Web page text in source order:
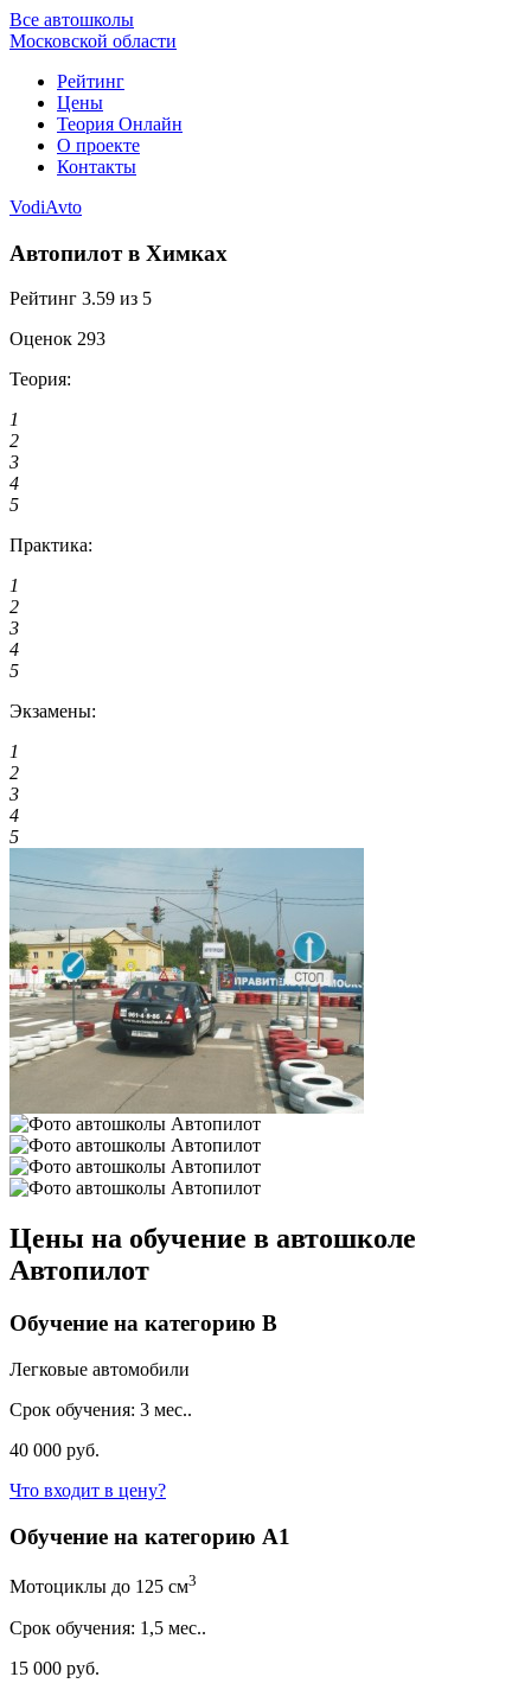
Все автошколы
Московской области
Рейтинг
Цены
Теория Онлайн
О проекте
Контакты
VodiAvto
Автопилот в Химках
Рейтинг 3.59 из 5
Оценок 293
Теория:
1
2
3
4
5
Практика:
1
2
3
4
5
Экзамены:
1
2
3
4
5
Цены на обучение в автошколе
Автопилот
Обучение на категорию B
Легковые автомобили
Срок обучения: 3 мес..
40 000 руб.
Что входит в цену?
Обучение на категорию A1
Мотоциклы до 125 см3
Срок обучения: 1,5 мес..
15 000 руб.